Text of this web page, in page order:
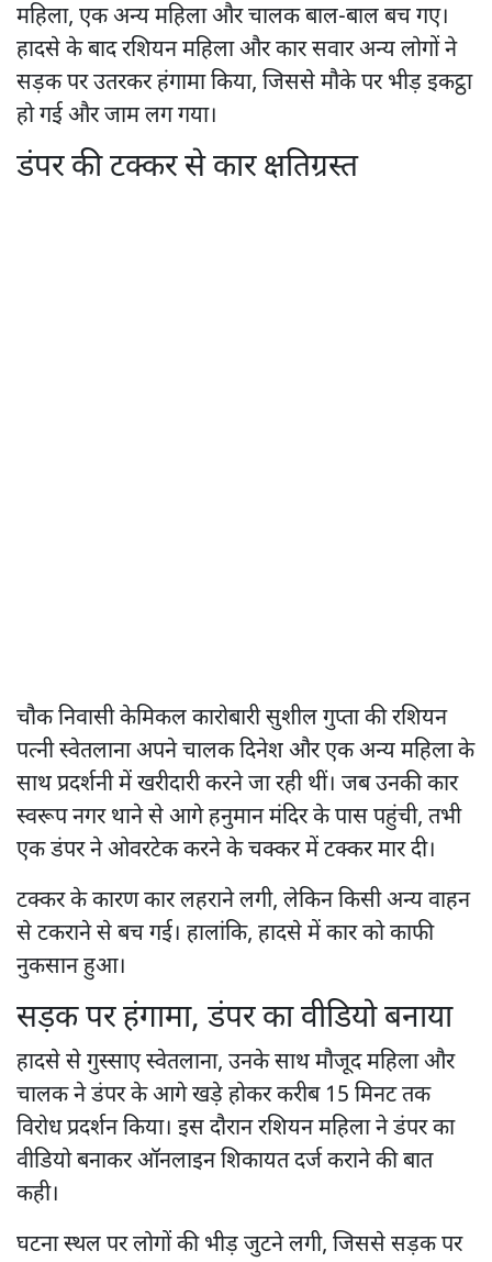
महिला, एक अन्य महिला और चालक बाल-बाल बच गए।
हादसे के बाद रशियन महिला और कार सवार अन्य लोगों ने
सड़क पर उतरकर हंगामा किया, जिससे मौके पर भीड़ इकट्ठा
हो गई और जाम लग गया।
डंपर की टक्कर से कार क्षतिग्रस्त
चौक निवासी केमिकल कारोबारी सुशील गुप्ता की रशियन
पत्नी स्वेतलाना अपने चालक दिनेश और एक अन्य महिला के
साथ प्रदर्शनी में खरीदारी करने जा रही थीं। जब उनकी कार
स्वरूप नगर थाने से आगे हनुमान मंदिर के पास पहुंची, तभी
एक डंपर ने ओवरटेक करने के चक्कर में टक्कर मार दी।
टक्कर के कारण कार लहराने लगी, लेकिन किसी अन्य वाहन
से टकराने से बच गई। हालांकि, हादसे में कार को काफी
नुकसान हुआ।
सड़क पर हंगामा, डंपर का वीडियो बनाया
हादसे से गुस्साए स्वेतलाना, उनके साथ मौजूद महिला और
चालक ने डंपर के आगे खड़े होकर करीब 15 मिनट तक
विरोध प्रदर्शन किया। इस दौरान रशियन महिला ने डंपर का
वीडियो बनाकर ऑनलाइन शिकायत दर्ज कराने की बात
कही।
घटना स्थल पर लोगों की भीड़ जुटने लगी, जिससे सड़क पर